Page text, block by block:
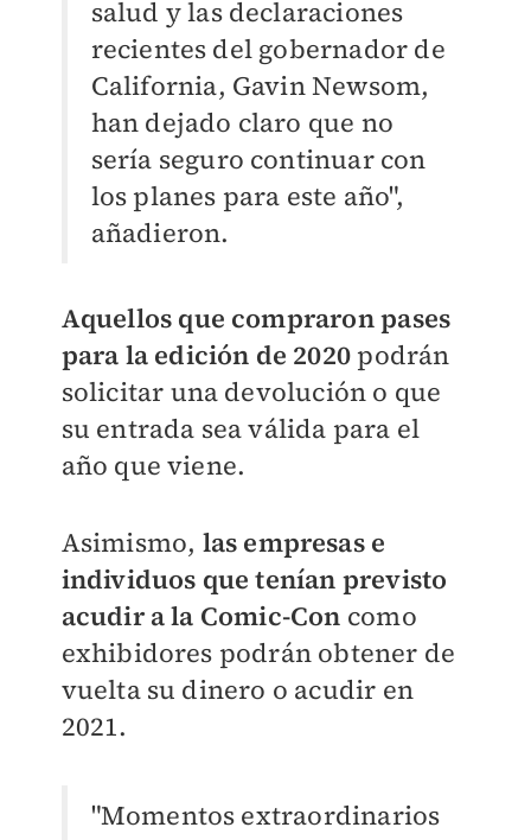
salud y las declaraciones
recientes del gobernador de
California, Gavin Newsom,
han dejado claro que no
sería seguro continuar con
los planes para este año",
añadieron.
Aquellos que compraron pases
para la edición de 2020 podrán
solicitar una devolución o que
su entrada sea válida para el
año que viene.
Asimismo, las empresas e
individuos que tenían previsto
acudir a la Comic-Con como
exhibidores podrán obtener de
vuelta su dinero o acudir en
2021.
"Momentos extraordinarios